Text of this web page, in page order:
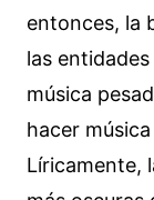
entonces, la
las
música
hacer
Líricamente,